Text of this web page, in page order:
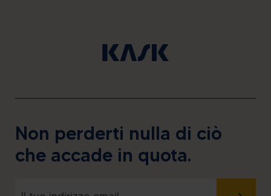
Non perderti nulla di ciò
che accade in quota.